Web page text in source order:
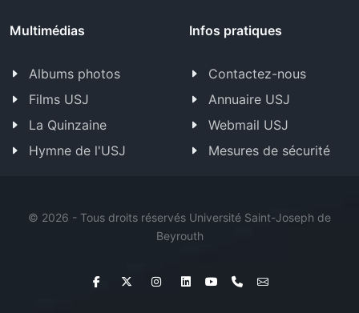
Multimédias
Albums photos
Films USJ
La Quinzaine
Hymne de l'USJ
Infos pratiques
Contactez-nous
Annuaire USJ
Webmail USJ
Mesures de sécurité
© 2026 - Tous droits réservés Université Saint-Joseph de
Beyrouth